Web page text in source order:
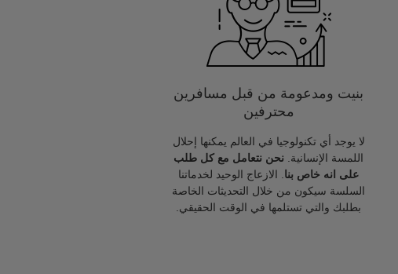
بنيت ومدعومة من قبل مسافرين
محترفين
لا يوجد أي تكنولوجيا في العالم يمكنها إحلال
اللمسة الإنسانية. نحن نتعامل مع كل طلب
على انه خاص بنا . الازعاج الوحيد لخدماتنا
السلسة سيكون من خلال التحديثات الخاصة
بطلبك والتي تستلمها في الوقت الحقيقي.